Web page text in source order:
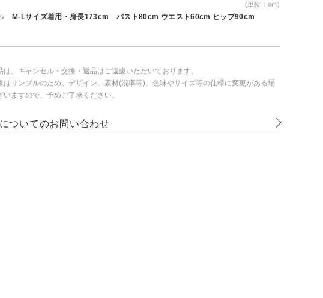
(単位：cm)
M-Lサイズ着用・身長173cm バスト80cm ウエスト60cm ヒップ90cm
、キャンセル・交換・返品はご遠慮いただいております。
サンプルのため、デザイン、素材(混率等)、色味やサイズ等の仕様に変更がある場
いますので、予めご了承ください。
ついてのお問い合わせ